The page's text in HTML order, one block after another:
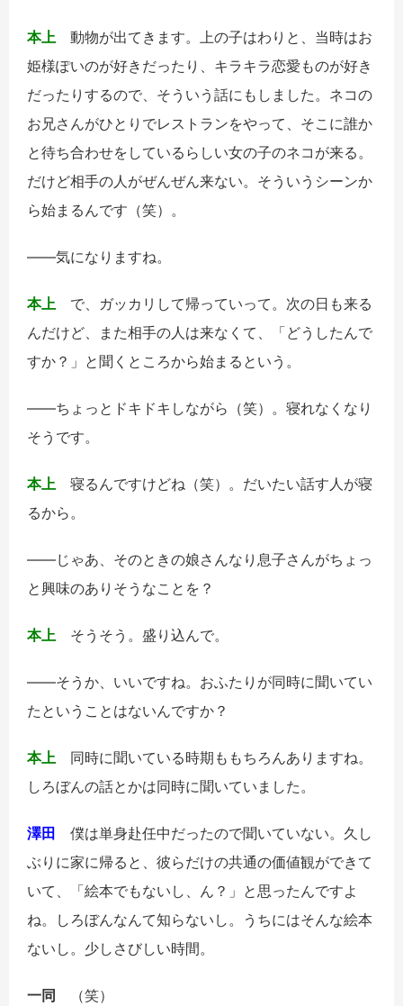
本上 動物が出てきます。上の子はわりと、当時はお
姫様ぽいのが好きだったり、キラキラ恋愛ものが好き
だったりするので、そういう話にもしました。ネコの
お兄さんがひとりでレストランをやって、そこに誰か
と待ち合わせをしているらしい女の子のネコが来る。
だけど相手の人がぜんぜん来ない。そういうシーンか
ら始まるんです（笑）。
――気になりますね。
本上 で、ガッカリして帰っていって。次の日も来る
んだけど、また相手の人は来なくて、「どうしたんで
すか？」と聞くところから始まるという。
――ちょっとドキドキしながら（笑）。寝れなくなり
そうです。
本上 寝るんですけどね（笑）。だいたい話す人が寝
るから。
――じゃあ、そのときの娘さんなり息子さんがちょっ
と興味のありそうなことを？
本上 そうそう。盛り込んで。
――そうか、いいですね。おふたりが同時に聞いてい
たということはないんですか？
本上 同時に聞いている時期ももちろんありますね。
しろぼんの話とかは同時に聞いていました。
澤田 僕は単身赴任中だったので聞いていない。久し
ぶりに家に帰ると、彼らだけの共通の価値観ができて
いて、「絵本でもないし、ん？」と思ったんですよ
ね。しろぼんなんて知らないし。うちにはそんな絵本
ないし。少しさびしい時間。
一同 （笑）